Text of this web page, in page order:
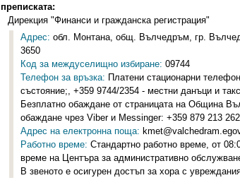
преписката:
Дирекция "Финанси и гражданска регистрация"
Адрес: обл. Монтана, общ. Вълчедръм, гр.
3650
Код за междуселищно избиране: 09744
Телефон за връзка: Платени стационарни
състояние;, +359 9744/2354 - местни данъци и
Безплатно обаждане от страницата на Община
обаждане чрез Viber и Messinger: +359 879 213 262
Адрес на електронна поща:
Работно време: Стандартно работно време, от
време на Центъра за административно
В звеното е осигурен достъп за хора с